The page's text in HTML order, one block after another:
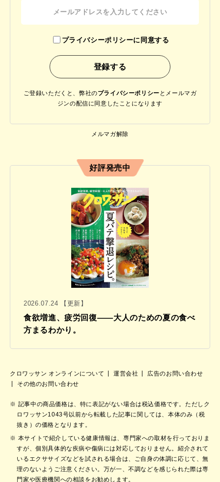
プライバシーポリシーに同意する
ご登録いただくと、弊社のプライバシーポリシー と メールマガ
ジンの配信に同意したことになります
メルマガ解除
好評発売中
2026.07.24 【更新】
食欲増進、疲労回復——大人のための夏の食べ
方まるわかり。
クロワッサン オンラインについて 運営会社
広告のお問い合わせ
その他のお問い合わせ
記事中の商品価格は、特に表記がない場合は税込価格です。ただしク
ロワッサン1043号以前から転載した記事に関しては、本体のみ（税
抜き）の価格となります。
本サイトで紹介している健康情報は、専門家への取材を行っておりま
すが、個別具体的な疾病や傷病には対応しておりません。紹介されて
いるエクササイズなどを試される場合は、ご自身の体調に応じて、無
理のないようご注意ください。万が一、不調などを感じられた際は専
門家や医療機関への相談をお勧めします。